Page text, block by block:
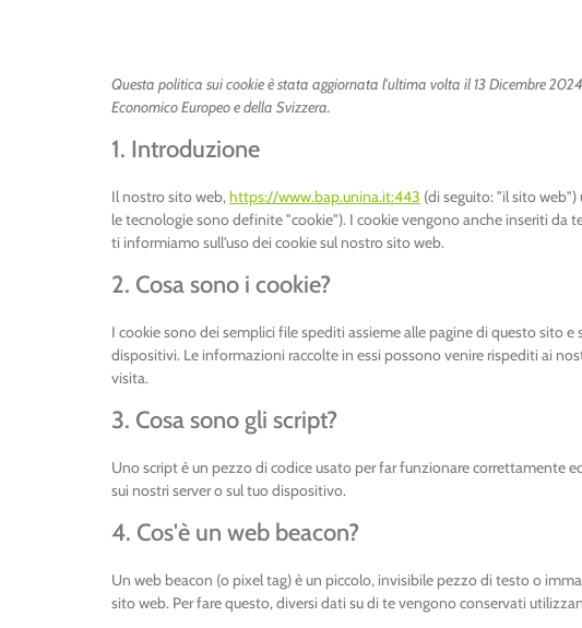
Questa politica sui cookie è stata aggiornata l'ultima volta il 13 Dicembre
Economico Europeo e della Svizzera.
1. Introduzione
Il nostro sito web,https://www.bap.unina.it:443 (di seguito: "il sito
le tecnologie sono definite "cookie"). I cookie vengono anche inseriti
ti informiamo sull'uso dei cookie sul nostro sito web.
2. Cosa sono i cookie?
I cookie sono dei semplici file spediti assieme alle pagine di questo sito
dispositivi. Le informazioni raccolte in essi possono venire rispediti ai
visita.
3. Cosa sono gli script?
Uno script è un pezzo di codice usato per far funzionare correttamente
sui nostri server o sul tuo dispositivo.
4. Cos'è un web beacon?
Un web beacon (o pixel tag) è un piccolo, invisibile pezzo di testo o
sito web. Per fare questo, diversi dati su di te vengono conservati